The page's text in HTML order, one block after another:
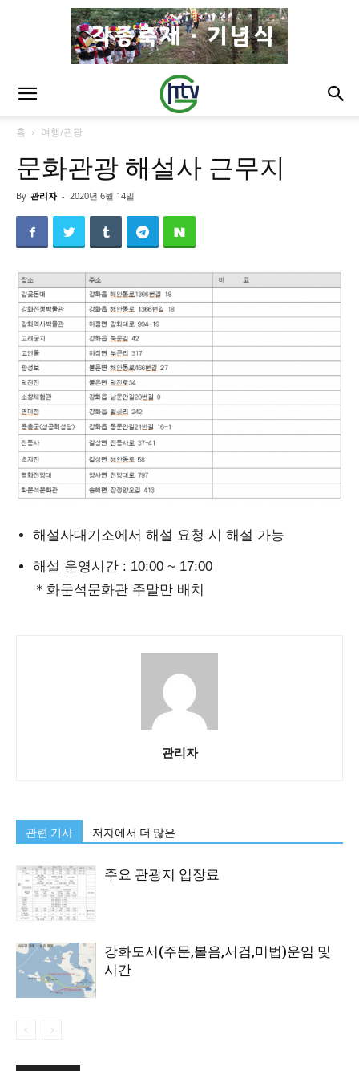
홈 여행/관광
문화관광 해설사 근무지
By 관리자 - 2020년 6월 14일
해설사대기소에서 해설 요청 시 해설 가능
해설 운영시간 : 10:00 ~ 17:00
＊화문석문화관 주말만 배치
관리자
관련 기사 저자에서 더 많은
주요 관광지 입장료
강화도서(주문,볼음,서검,미법)운임 및
시간